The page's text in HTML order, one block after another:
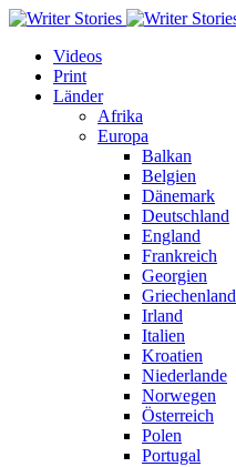
Videos
Print
Länder
Afrika
Europa
Balkan
Belgien
Dänemark
Deutschland
England
Frankreich
Georgien
Griechenland
Irland
Italien
Kroatien
Niederlande
Norwegen
Österreich
Polen
Portugal